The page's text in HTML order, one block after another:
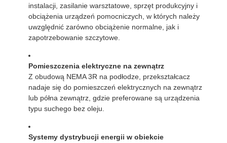
instalacji, zasilanie warsztatowe, sprzęt produkcyjny i
obciążenia urządzeń pomocniczych, w których należy
uwzględnić zarówno obciążenie normalne, jak i
zapotrzebowanie szczytowe.
Pomieszczenia elektryczne na zewnątrz
Z obudową NEMA 3R na podłodze, przekształcacz
nadaje się do pomieszczeń elektrycznych na zewnątrz
lub półna zewnątrz, gdzie preferowane są urządzenia
typu suchego bez oleju.
Systemy dystrybucji energii w obiekcie